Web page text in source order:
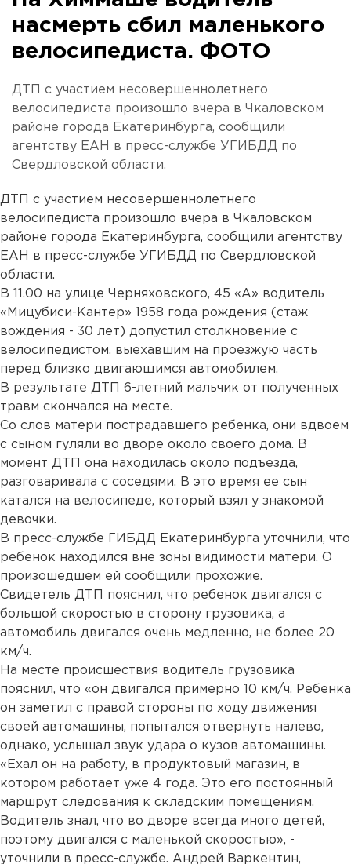
насмерть сбил маленького
велосипедиста. ФОТО
ДТП с участием несовершеннолетнего
велосипедиста произошло вчера в Чкаловском
районе города Екатеринбурга, сообщили
агентству ЕАН в пресс-службе УГИБДД по
Свердловской области.
ДТП с участием несовершеннолетнего
велосипедиста произошло вчера в Чкаловском
районе города Екатеринбурга, сообщили агентству
ЕАН в пресс-службе УГИБДД по Свердловской
области.
В 11.00 на улице Черняховского, 45 «А» водитель
«Мицубиси-Кантер» 1958 года рождения (стаж
вождения - 30 лет) допустил столкновение с
велосипедистом, выехавшим на проезжую часть
перед близко двигающимся автомобилем.
В результате ДТП 6-летний мальчик от полученных
травм скончался на месте.
Со слов матери пострадавшего ребенка, они вдвоем
с сыном гуляли во дворе около своего дома. В
момент ДТП она находилась около подъезда,
разговаривала с соседями. В это время ее сын
катался на велосипеде, который взял у знакомой
девочки.
В пресс-службе ГИБДД Екатеринбурга уточнили, что
ребенок находился вне зоны видимости матери. О
произошедшем ей сообщили прохожие.
Свидетель ДТП пояснил, что ребенок двигался с
большой скоростью в сторону грузовика, а
автомобиль двигался очень медленно, не более 20
км/ч.
На месте происшествия водитель грузовика
пояснил, что «он двигался примерно 10 км/ч. Ребенка
он заметил с правой стороны по ходу движения
своей автомашины, попытался отвернуть налево,
однако, услышал звук удара о кузов автомашины.
«Ехал он на работу, в продуктовый магазин, в
котором работает уже 4 года. Это его постоянный
маршрут следования к складским помещениям.
Водитель знал, что во дворе всегда много детей,
поэтому двигался с маленькой скоростью», -
уточнили в пресс-службе. Андрей Варкентин,